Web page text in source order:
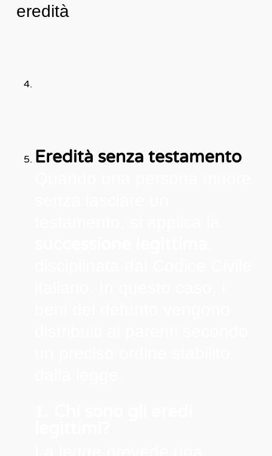
eredità
Eredità senza testamento